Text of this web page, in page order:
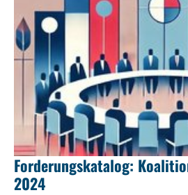
Forderungskatalog:
2024